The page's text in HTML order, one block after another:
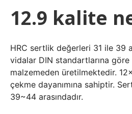
12.9 kalite
HRC sertlik değerleri 31 ile 39
vidalar DIN standartlarına
malzemeden üretilmektedir.
çekme dayanımına sahiptir.
39~44 arasındadır.